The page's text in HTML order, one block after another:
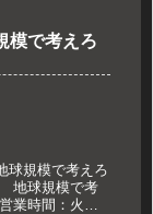
模で考えろ
球規模で考えろ
地球規模で考
業時間：火～